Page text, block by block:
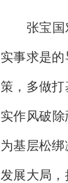
张宝
实事求是
策，多做
实作风破
为基层松
发展大局